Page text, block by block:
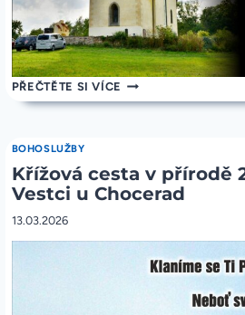
PŘEČTĚTE SI VÍCE KŘÍŽOVÁ
2026
OD
14:30
NA
CHVOJENU
VATĚKOVEM)
BOHOSLUŽBY
Křížová cesta v přírodě
Vestci u Chocerad
13.03.2026